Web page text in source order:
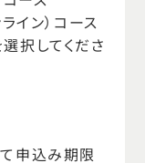
イン）コース
択してくださ
申込み期限